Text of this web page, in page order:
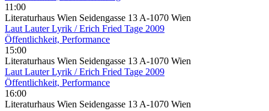
11:00
Literaturhaus Wien Seidengasse 13 A-1070 Wien
Laut Lauter Lyrik / Erich Fried Tage 2009
Öffentlichkeit, Performance
15:00
Literaturhaus Wien Seidengasse 13 A-1070 Wien
Laut Lauter Lyrik / Erich Fried Tage 2009
Öffentlichkeit, Performance
16:00
Literaturhaus Wien Seidengasse 13 A-1070 Wien